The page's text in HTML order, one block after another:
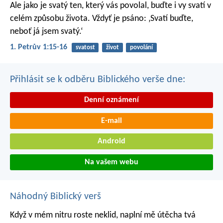
Ale jako je svatý ten, který vás povolal, buďte i vy svatí v
celém způsobu života. Vždyť je psáno: ‚Svatí buďte,
neboť já jsem svatý.‘
1. Petrův 1:15-16 svatost život povolání
Přihlásit se k odběru Biblického verše dne:
Denní oznámení
E-mail
Android
Na vašem webu
Náhodný Biblický verš
Když v mém nitru roste neklid, naplní mě útěcha tvá